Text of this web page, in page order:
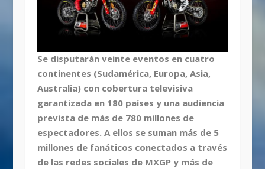
Se disputarán veinte eventos en cuatro
continentes (Sudamérica, Europa, Asia,
Australia) con cobertura televisiva
garantizada en 180 países y una audiencia
prevista de más de 780 millones de
espectadores. A ellos se suman más de 5
millones de fanáticos conectados a través
de las redes sociales de MXGP y más de